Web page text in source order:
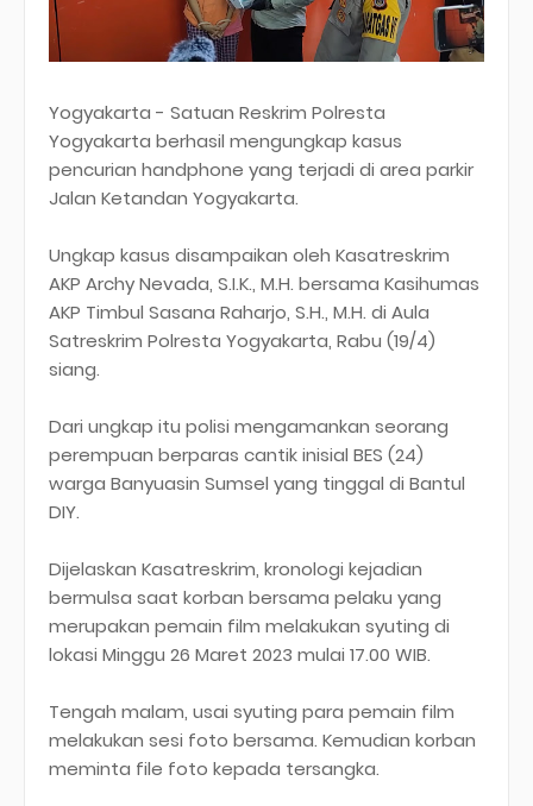
Yogyakarta - Satuan Reskrim Polresta
Yogyakarta berhasil mengungkap kasus
pencurian handphone yang terjadi di area parkir
Jalan Ketandan Yogyakarta.
Ungkap kasus disampaikan oleh Kasatreskrim
AKP Archy Nevada, S.I.K., M.H. bersama Kasihumas
AKP Timbul Sasana Raharjo, S.H., M.H. di Aula
Satreskrim Polresta Yogyakarta, Rabu (19/4)
siang.
Dari ungkap itu polisi mengamankan seorang
perempuan berparas cantik inisial BES (24)
warga Banyuasin Sumsel yang tinggal di Bantul
DIY.
Dijelaskan Kasatreskrim, kronologi kejadian
bermulsa saat korban bersama pelaku yang
merupakan pemain film melakukan syuting di
lokasi Minggu 26 Maret 2023 mulai 17.00 WIB.
Tengah malam, usai syuting para pemain film
melakukan sesi foto bersama. Kemudian korban
meminta file foto kepada tersangka.